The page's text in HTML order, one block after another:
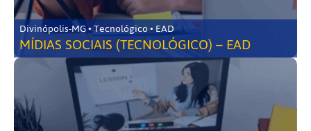
Divinópolis-MG • Tecnológico • EAD
MÍDIAS SOCIAIS (TECNOLÓGICO) – EAD